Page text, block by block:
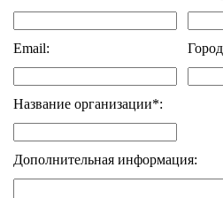
Email:
Название организации*:
Дополнительная информация: